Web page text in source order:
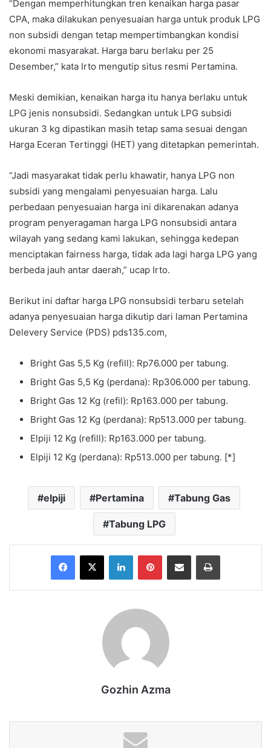
“Dengan memperhitungkan tren kenaikan harga pasar
CPA, maka dilakukan penyesuaian harga untuk produk LPG
non subsidi dengan tetap mempertimbangkan kondisi
ekonomi masyarakat. Harga baru berlaku per 25
Desember,” kata Irto mengutip situs resmi Pertamina.
Meski demikian, kenaikan harga itu hanya berlaku untuk
LPG jenis nonsubsidi. Sedangkan untuk LPG subsidi
ukuran 3 kg dipastikan masih tetap sama sesuai dengan
Harga Eceran Tertinggi (HET) yang ditetapkan pemerintah.
“Jadi masyarakat tidak perlu khawatir, hanya LPG non
subsidi yang mengalami penyesuaian harga. Lalu
perbedaan penyesuaian harga ini dikarenakan adanya
program penyeragaman harga LPG nonsubsidi antara
wilayah yang sedang kami lakukan, sehingga kedepan
menciptakan fairness harga, tidak ada lagi harga LPG yang
berbeda jauh antar daerah,” ucap Irto.
Berikut ini daftar harga LPG nonsubsidi terbaru setelah
adanya penyesuaian harga dikutip dari laman Pertamina
Delevery Service (PDS) pds135.com,
Bright Gas 5,5 Kg (refill): Rp76.000 per tabung.
Bright Gas 5,5 Kg (perdana): Rp306.000 per tabung.
Bright Gas 12 Kg (refil): Rp163.000 per tabung.
Bright Gas 12 Kg (perdana): Rp513.000 per tabung.
Elpiji 12 Kg (refill): Rp163.000 per tabung.
Elpiji 12 Kg (perdana): Rp513.000 per tabung. [*]
elpiji Pertamina Tabung Gas
Tabung LPG
Facebook
X LinkedInPinterestShare via Email Print
Gozhin Azma